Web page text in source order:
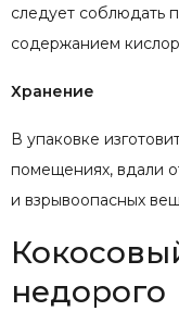
следует соблюдать
содержанием
Хранение
В упаковке
помещениях, вдали
и взрывоопасных
недорого